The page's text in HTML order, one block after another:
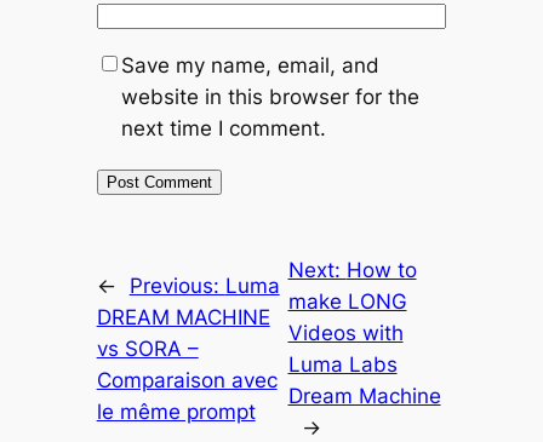
Save my name, email, and
website in this browser for the
next time I comment.
← Previous: Luma
DREAM MACHINE
vs SORA –
Comparaison avec
le même prompt
Next: How to
make LONG
Videos with
Luma Labs
Dream Machine
→